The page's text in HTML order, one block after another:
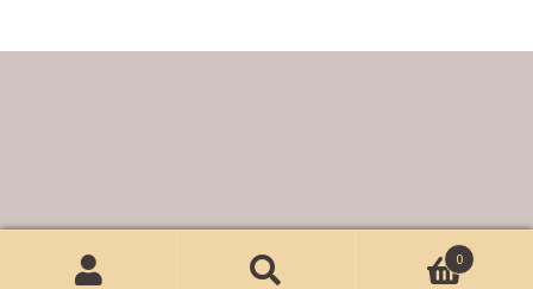
0